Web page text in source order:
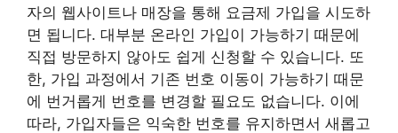
자의 웹사이트나 매장을 통해 요금제 가입을 시도하
면 됩니다. 대부분 온라인 가입이 가능하기 때문에
직접 방문하지 않아도 쉽게 신청할 수 있습니다. 또
한, 가입 과정에서 기존 번호 이동이 가능하기 때문
에 번거롭게 번호를 변경할 필요도 없습니다. 이에
따라, 가입자들은 익숙한 번호를 유지하면서 새롭고